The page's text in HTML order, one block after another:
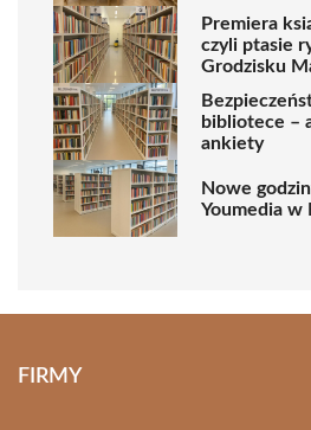
Premiera
czyli ptasie
Grodzisku
bibliotece –
ankiety
Nowe
Youmedia w
FIRMY